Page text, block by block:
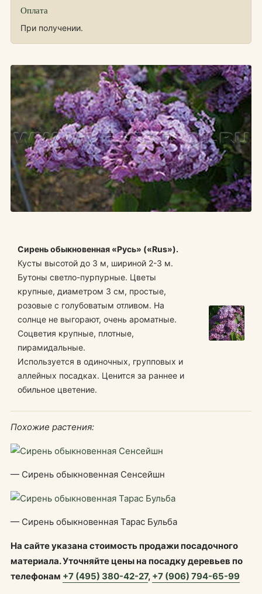
Оплата
При получении.
Сирень обыкновенная «Русь» («Rus»).
Кусты высотой до 3 м, шириной 2-3 м.
Бутоны светло-пурпурные. Цветы
крупные, диаметром 3 см, простые,
розовые с голубоватым отливом. На
солнце не выгорают, очень ароматные.
Соцветия крупные, плотные,
пирамидальные.
Используется в одиночных, групповых и
аллейных посадках. Ценится за раннее и
обильное цветение.
Похожие растения:
— Сирень обыкновенная Сенсейшн
— Сирень обыкновенная Тарас Бульба
На сайте указана стоимость продажи посадочного
материала. Уточняйте цены на посадку деревьев по
телефонам +7 (495) 380-42-27, +7 (906) 794-65-99